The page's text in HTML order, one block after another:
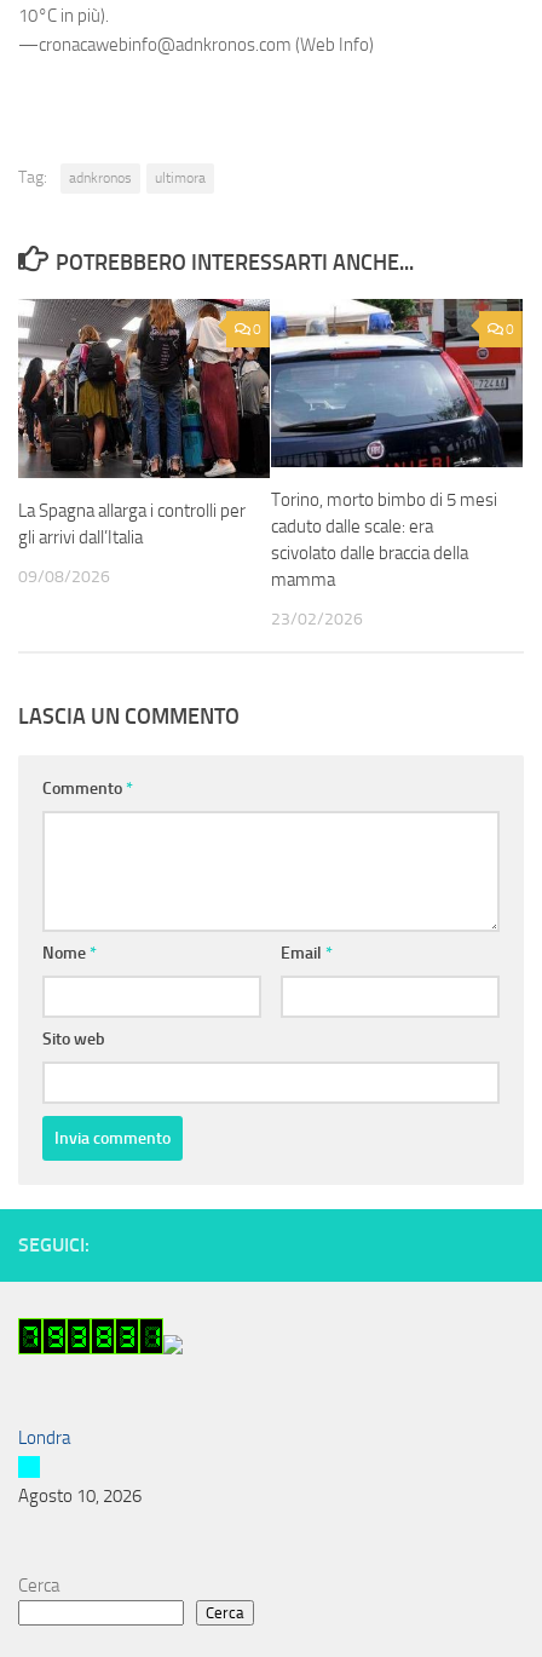
10°C in più).
—cronacawebinfo@adnkronos.com (Web Info)
Tag: adnkronos ultimora
POTREBBERO INTERESSARTI ANCHE...
0
La Spagna allarga i controlli per
gli arrivi dall’Italia
09/08/2026
0
Torino, morto bimbo di 5 mesi
caduto dalle scale: era
scivolato dalle braccia della
mamma
23/02/2026
LASCIA UN COMMENTO
Commento*
Nome* Email *
Sito web
SEGUICI:
Londra
Agosto 10, 2026
Cerca
Cerca